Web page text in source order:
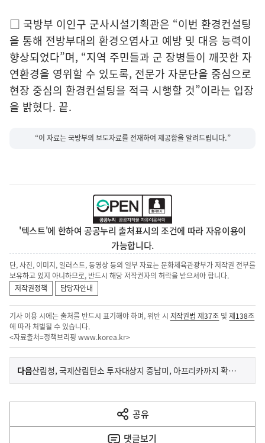
□ 국방부 이인구 군사시설기획관은 “이번 환경컨설팅
을 통해 전방부대의 환경오염사고 예방 및 대응 능력이
향상되었다”며, “지역 주민들과 군 장병들이 깨끗한 자
연환경을 영위할 수 있도록, 전문가 자문단을 중심으로
현장 중심의 환경컨설팅을 적극 시행할 것”이라는 입장
을 밝혔다. 끝.
“이 자료는 국방부의 보도자료를 전재하여 제공함을 알려드립니다.”
'텍스트'에 한하여 공공누리 출처표시의 조건에 따라 자유이용이
가능합니다.
단, 사진, 이미지, 일러스트, 동영상 등의 일부 자료는 문화체육관광부가 저작권 전부를
보유하고 있지 아니하므로, 반드시 해당 저작권자의 허락을 받으셔야 합니다.
저작권정책
담당자안내
기사 이용 시에는 출처를 반드시 표기해야 하며, 위반 시 저작권법 제37조 및제138조
에 따라 처벌될 수 있습니다.
<자료출처=정책브리핑 www.korea.kr>
이
전
다
음
다음기
산림청, 국제산림탄소 투자대상지 중남미, 아프리카까지 확대…국외산림탄소권 확보
공유
열
기
댓글보기